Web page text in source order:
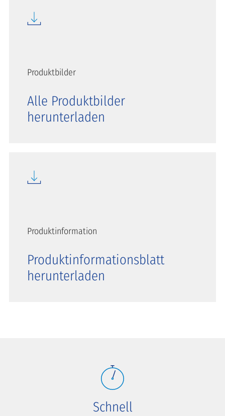
Produktbilder
Alle Produktbilder
herunterladen
Produktinformation
Produktinformationsblatt
herunterladen
Schnell